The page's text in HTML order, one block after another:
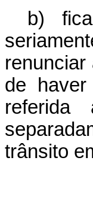
b)
renunciar
de
referida
trânsito